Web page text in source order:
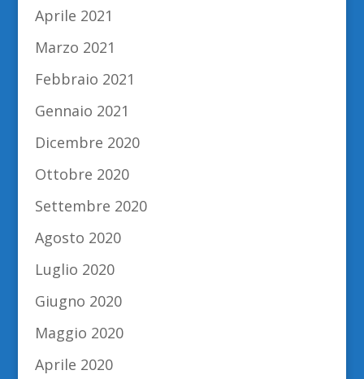
Aprile 2021
Marzo 2021
Febbraio 2021
Gennaio 2021
Dicembre 2020
Ottobre 2020
Settembre 2020
Agosto 2020
Luglio 2020
Giugno 2020
Maggio 2020
Aprile 2020